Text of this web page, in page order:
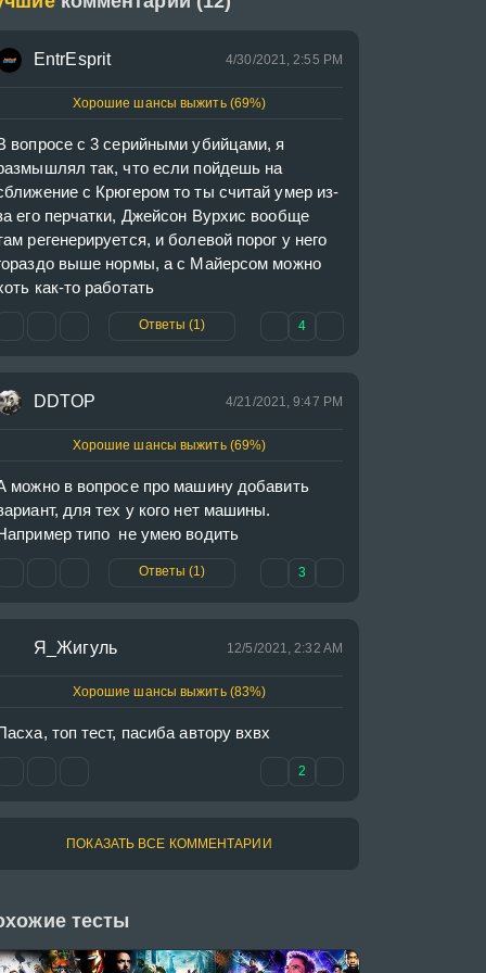
DDTOP 4/21/2021, 9:47 PM
Хорошие шансы выжить (69%)
можно в вопросе про машину добавить
для тех у кого нет машины.
типо  не умею водить
Ответы (1) 3
EntrEsprit 4/30/2021, 2:55 PM
Хорошие шансы выжить (69%)
вопросе с 3 серийными убийцами, я
так, что если пойдешь на
с Крюгером то ты считай умер из-
его перчатки, Джейсон Вурхис вообще
регенерируется, и болевой порог у него
выше нормы, а с Майерсом можно
как-то работать
Ответы (1) 4
Я_Жигуль 12/5/2021, 2:32 AM
Хорошие шансы выжить (83%)
топ тест, пасиба автору вхвх
2
ПОКАЗАТЬ ВСЕ КОММЕНТАРИИ
тесты